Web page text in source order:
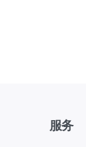
服务